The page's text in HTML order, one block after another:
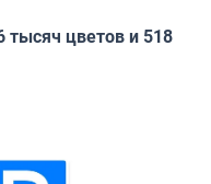
цветов и 518